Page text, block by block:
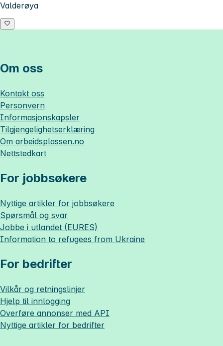
Valderøya
Om oss
Kontakt oss
Personvern
Informasjonskapsler
Tilgjengelighetserklæring
Om arbeidsplassen.no
Nettstedkart
For jobbsøkere
Nyttige artikler for jobbsøkere
Spørsmål og svar
Jobbe i utlandet (EURES)
Information to refugees from Ukraine
For bedrifter
Vilkår og retningslinjer
Hjelp til innlogging
Overføre annonser med API
Nyttige artikler for bedrifter